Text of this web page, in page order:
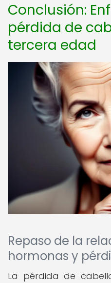
Conclusión:
pérdida de
tercera edad
Repaso de la
hormonas y
La pérdida de